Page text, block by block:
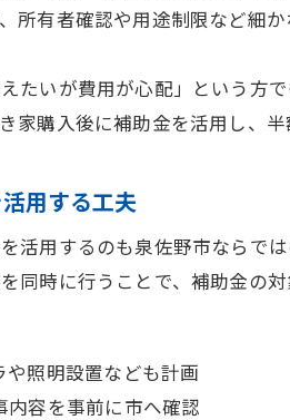
所有者確認や用途制限など細
たいが費用が心配」という
家購入後に補助金を活用し、
用する工夫
活用するのも泉佐野市ならで
同時に行うことで、補助金の
照明設置なども計画
容を事前に市へ確認